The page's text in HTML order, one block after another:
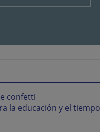
confetti
la educación y el tiempo